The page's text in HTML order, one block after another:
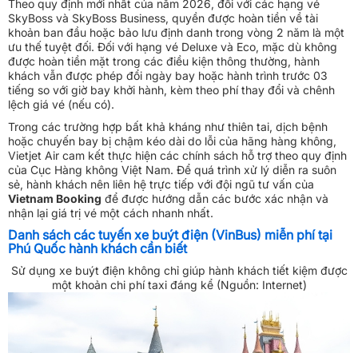
Theo quy định mới nhất của năm 2026, đối với các hạng vé
SkyBoss và SkyBoss Business, quyền được hoàn tiền về tài
khoản ban đầu hoặc bảo lưu định danh trong vòng 2 năm là một
ưu thế tuyệt đối. Đối với hạng vé Deluxe và Eco, mặc dù không
được hoàn tiền mặt trong các điều kiện thông thường, hành
khách vẫn được phép đổi ngày bay hoặc hành trình trước 03
tiếng so với giờ bay khởi hành, kèm theo phí thay đổi và chênh
lệch giá vé (nếu có).
Trong các trường hợp bất khả kháng như thiên tai, dịch bệnh
hoặc chuyến bay bị chậm kéo dài do lỗi của hãng hàng không,
Vietjet Air cam kết thực hiện các chính sách hỗ trợ theo quy định
của Cục Hàng không Việt Nam. Để quá trình xử lý diễn ra suôn
sẻ, hành khách nên liên hệ trực tiếp với đội ngũ tư vấn của
Vietnam Booking để được hướng dẫn các bước xác nhận và
nhận lại giá trị vé một cách nhanh nhất.
Danh sách các tuyến xe buýt điện (VinBus) miễn phí tại
Phú Quốc hành khách cần biết
Sử dụng xe buýt điện không chỉ giúp hành khách tiết kiệm được
một khoản chi phí taxi đáng kể (Nguồn: Internet)